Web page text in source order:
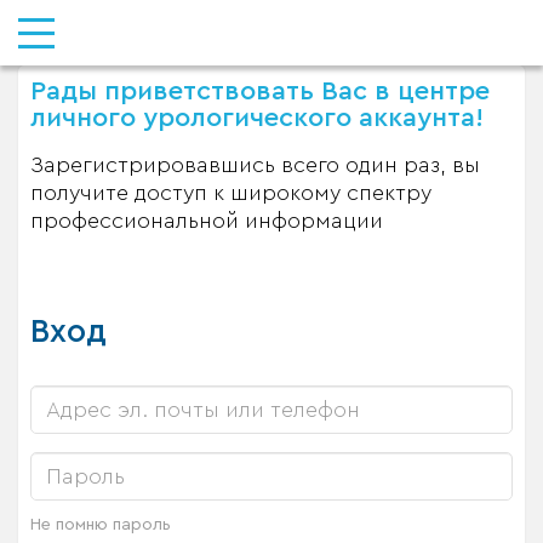
Рады приветствовать Вас в центре
личного урологического аккаунта!
Зарегистрировавшись всего один раз, вы
получите доступ к широкому спектру
профессиональной информации
Вход
Не помню пароль